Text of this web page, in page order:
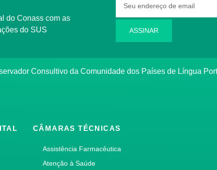
do SUS ASSINAR
Consultivo da Comunidade dos Países de Língua
CÂMARAS TÉCNICAS
Assistência Farmacêutica
Atenção à Saúde